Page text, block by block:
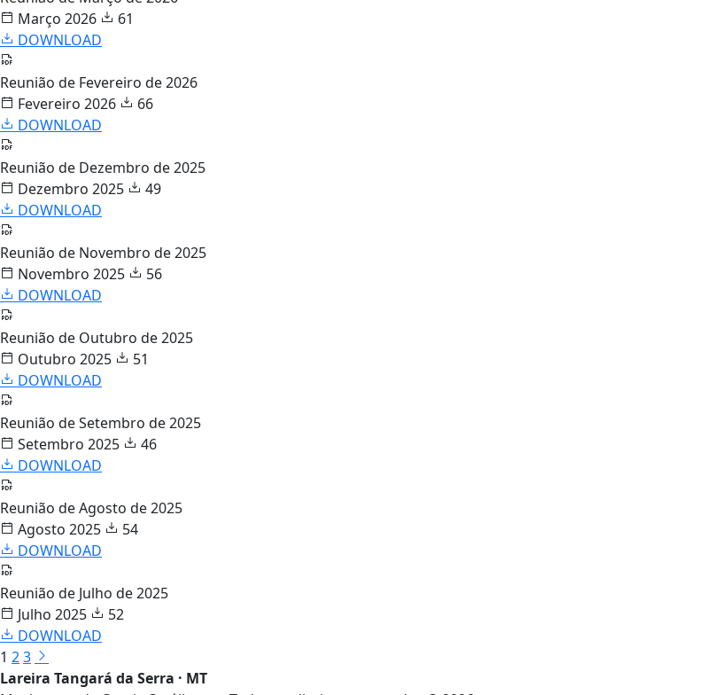
Março 2026
61
DOWNLOAD
Reunião de Fevereiro de 2026
Fevereiro 2026
66
DOWNLOAD
Reunião de Dezembro de 2025
Dezembro 2025
49
DOWNLOAD
Reunião de Novembro de 2025
Novembro 2025
56
DOWNLOAD
Reunião de Outubro de 2025
Outubro 2025
51
DOWNLOAD
Reunião de Setembro de 2025
Setembro 2025
46
DOWNLOAD
Reunião de Agosto de 2025
Agosto 2025
54
DOWNLOAD
Reunião de Julho de 2025
Julho 2025
52
DOWNLOAD
1 23
Lareira Tangará da Serra · MT